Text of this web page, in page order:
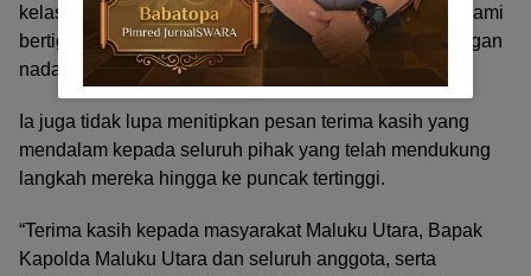
kelas POLRI saya sendiri. Dan saat turun di eksibisi, kami
bertiga berhasil menyabet emas,” ujar IPTU Maks dengan
nada penuh syukur dan bangga.
Ia juga tidak lupa menitipkan pesan terima kasih yang
mendalam kepada seluruh pihak yang telah mendukung
langkah mereka hingga ke puncak tertinggi.
“Terima kasih kepada masyarakat Maluku Utara, Bapak
Kapolda Maluku Utara dan seluruh anggota, serta